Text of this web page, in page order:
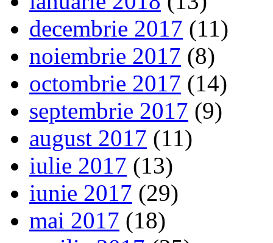
decembrie 2017 (11)
noiembrie 2017 (8)
octombrie 2017 (14)
septembrie 2017 (9)
august 2017 (11)
iulie 2017 (13)
iunie 2017 (29)
mai 2017 (18)